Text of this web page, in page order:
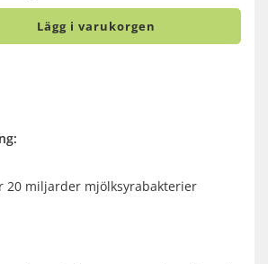
Lägg i varukorgen
20 miljarder mjölksyrabakterier